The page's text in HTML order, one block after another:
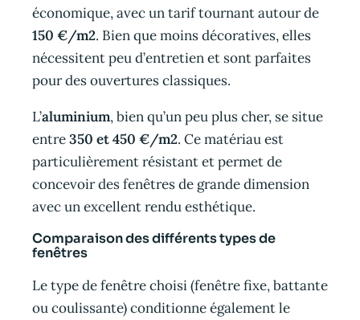
économique, avec un tarif tournant autour de
150 €/m2. Bien que moins décoratives, elles
nécessitent peu d’entretien et sont parfaites
pour des ouvertures classiques.
L’aluminium, bien qu’un peu plus cher, se situe
entre350 et 450 €/m2. Ce matériau est
particulièrement résistant et permet de
concevoir des fenêtres de grande dimension
avec un excellent rendu esthétique.
Comparaison des différents types de
fenêtres
Le type de fenêtre choisi (fenêtre fixe, battante
ou coulissante) conditionne également le